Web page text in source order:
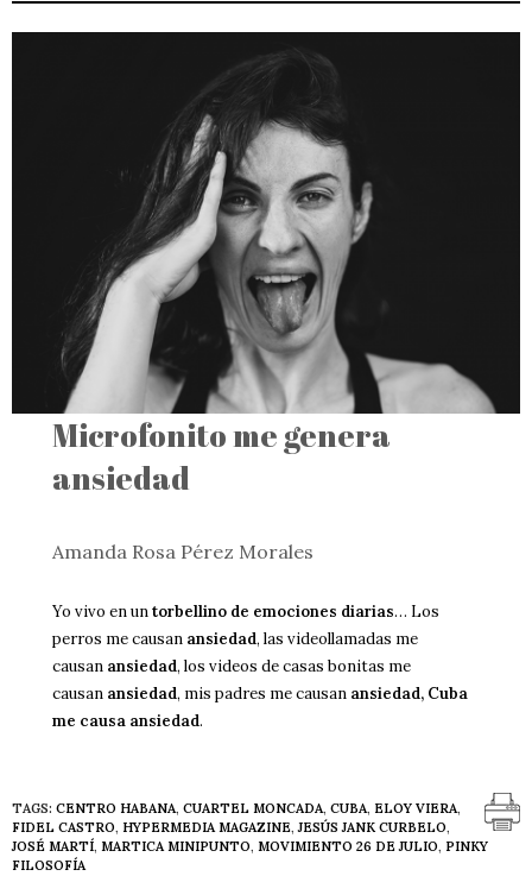
Microfonito me genera
ansiedad
Amanda Rosa Pérez Morales
Yo vivo en untorbellino de emociones diarias… Los
perros me causan ansiedad, las videollamadas me
causan ansiedad, los videos de casas bonitas me
causan ansiedad, mis padres me causan ansiedad, Cuba
me causa ansiedad.
TAGS: CENTRO HABANA, CUARTEL MONCADA, CUBA, ELOY VIERA,
FIDEL CASTRO, HYPERMEDIA MAGAZINE,JESÚS JANK CURBELO,
JOSÉ MARTÍ, MARTICA MINIPUNTO, MOVIMIENTO 26 DE JULIO, PINKY
FILOSOFÍA